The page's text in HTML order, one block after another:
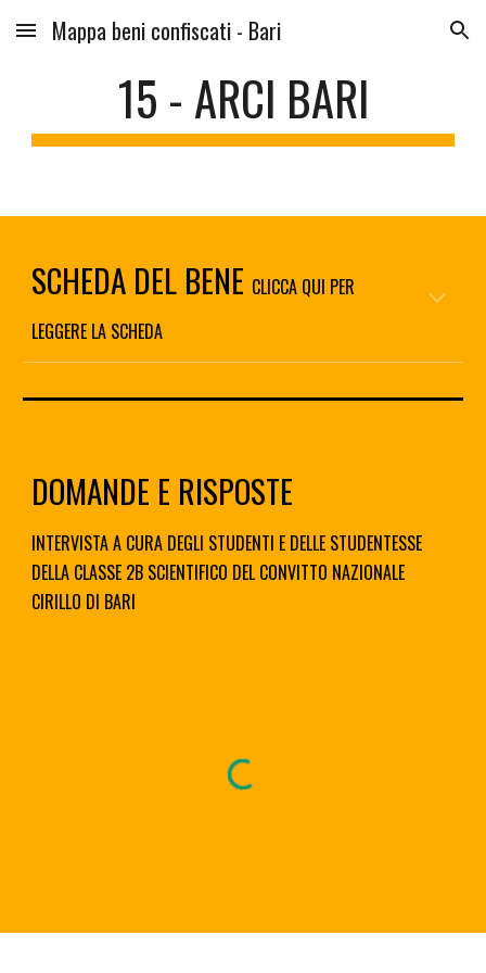
Skip to main content Skip to navigation
Mappa beni confiscati - Bari
15 - ARCI BARI
SCHEDA DEL BENE CLICCA QUI PER
LEGGERE LA SCHEDA
DOMANDE E RISPOSTE
INTERVISTA A CURA DEGLI STUDENTI E DELLE STUDENTESSE
DELLA CLASSE 2B SCIENTIFICO DEL CONVITTO NAZIONALE
CIRILLO DI BARI